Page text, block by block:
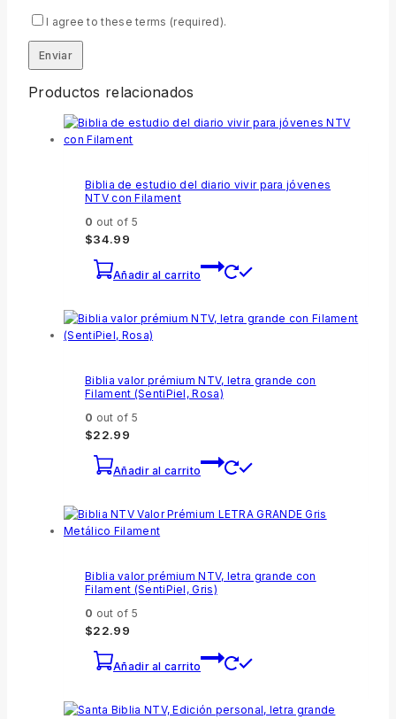
I agree to these terms (required).
Productos relacionados
Biblia de estudio del diario vivir para jóvenes
NTV con Filament
0 out of 5
$34.99
Añadir al carrito
Biblia valor prémium NTV, letra grande con
Filament (SentiPiel, Rosa)
0 out of 5
$22.99
Añadir al carrito
Biblia valor prémium NTV, letra grande con
Filament (SentiPiel, Gris)
0 out of 5
$22.99
Añadir al carrito